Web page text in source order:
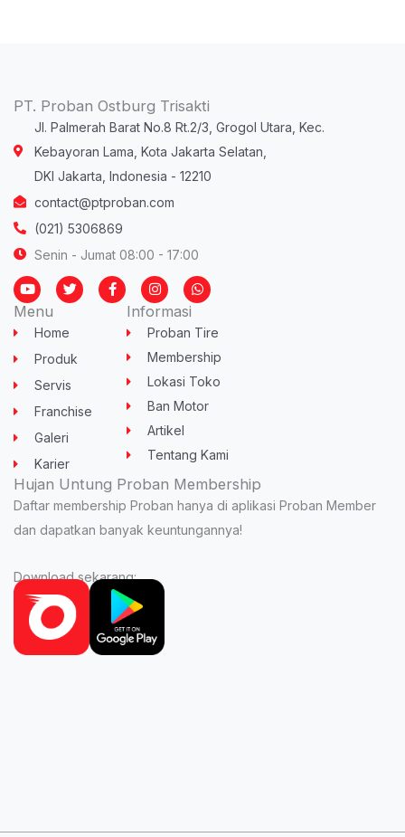
PT. Proban Ostburg Trisakti
Jl. Palmerah Barat No.8 Rt.2/3, Grogol Utara, Kec.
Kebayoran Lama, Kota Jakarta Selatan,
DKI Jakarta, Indonesia - 12210
contact@ptproban.com
(021) 5306869
Senin - Jumat 08:00 - 17:00
Y
o
u
t
T
w
i
t
e
r
F
a
c
I
n
s
t
a
g
r
a
m
W
h
a
s
a
p
p
Menu
Home
Produk
Servis
Franchise
Galeri
Karier
Informasi
Proban Tire
Membership
Lokasi Toko
Ban Motor
Artikel
Tentang Kami
Hujan Untung Proban Membership
Daftar membership Proban hanya di aplikasi Proban Member
dan dapatkan banyak keuntungannya!
Download sekarang: